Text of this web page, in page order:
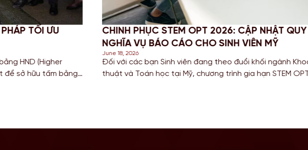
QUY ĐỊNH MỚI VÀ
Khoa học, Công nghệ, Kỹ
STEM OPT không chỉ là cơ hội
PROFESSIONAL YEAR (PY) LÀ GÌ?
VÀNG ĐỂ CỘNG ĐIỂM ĐỊNH CƯ ÚC
Trong bối cảnh cuộc đua giành tấm thẻ
nên khốc liệt vào năm 2026, các bạn Sinh